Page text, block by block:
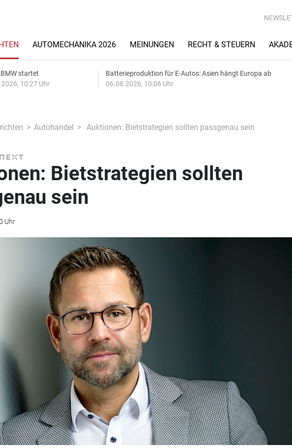
AUTOMECHANIKA 2026 MEINUNGEN RECHT & STEUERN
startet
10:27 Uhr
Batterieproduktion für E-Autos: Asien hängt Europa ab
06.08.2026, 10:06 Uhr
Autohandel Auktionen: Bietstrategien sollten passgenau sein
Bietstrategien sollten
sein
Uhr